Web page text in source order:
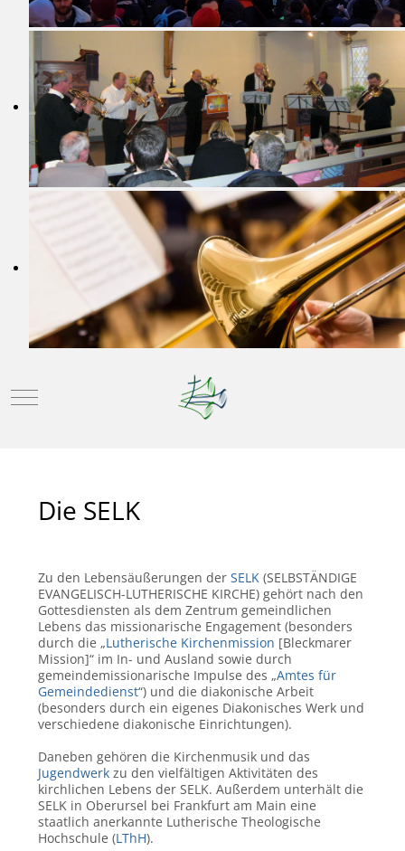
Mobile Menu Toggle
Die SELK
Zu den Lebensäußerungen der SELK (SELBSTÄNDIGE
EVANGELISCH-LUTHERISCHE KIRCHE) gehört nach den
Gottesdiensten als dem Zentrum gemeindlichen
Lebens das missionarische Engagement (besonders
durch die „Lutherische Kirchenmission [Bleckmarer
Mission]“ im In- und Ausland sowie durch
gemeindemissionarische Impulse des „Amtes für
Gemeindedienst“) und die diakonische Arbeit
(besonders durch ein eigenes Diakonisches Werk und
verschiedene diakonische Einrichtungen).
Daneben gehören die Kirchenmusik und das
Jugendwerk zu den vielfältigen Aktivitäten des
kirchlichen Lebens der SELK. Außerdem unterhält die
SELK in Oberursel bei Frankfurt am Main eine
staatlich anerkannte Lutherische Theologische
Hochschule (LThH).